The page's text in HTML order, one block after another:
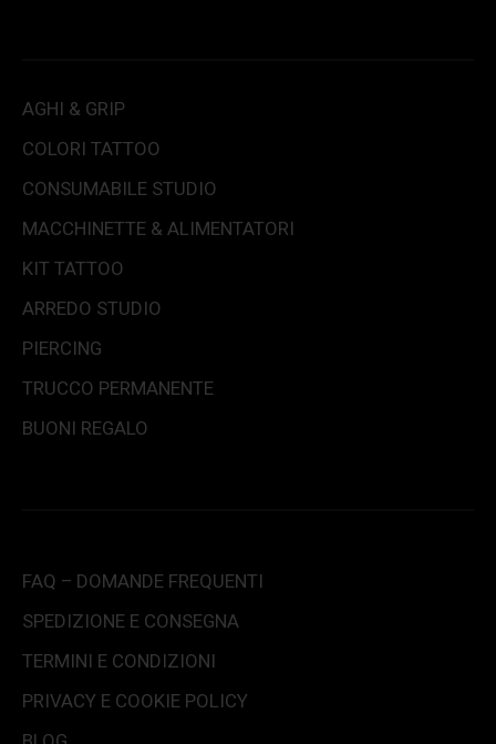
AGHI & GRIP
COLORI TATTOO
CONSUMABILE STUDIO
MACCHINETTE & ALIMENTATORI
KIT TATTOO
ARREDO STUDIO
PIERCING
TRUCCO PERMANENTE
BUONI REGALO
FAQ – DOMANDE FREQUENTI
SPEDIZIONE E CONSEGNA
TERMINI E CONDIZIONI
PRIVACY E COOKIE POLICY